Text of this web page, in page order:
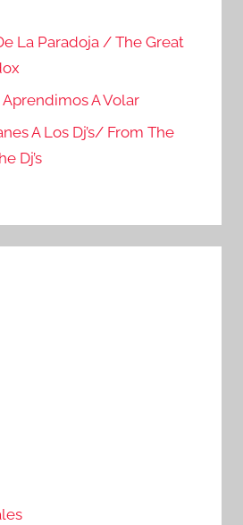
La Paradoja / The Great
Aprendimos A Volar
A Los Dj’s/ From The
Dj’s